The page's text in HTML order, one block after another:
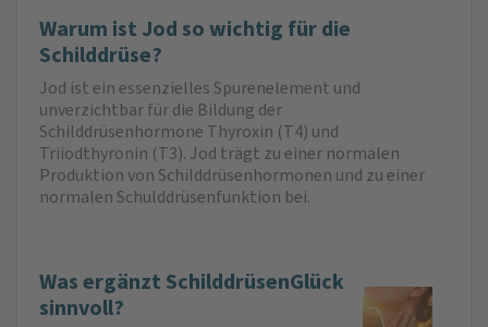
Warum ist Jod so wichtig für die
Schilddrüse?
Jod ist ein essenzielles Spurenelement und
unverzichtbar für die Bildung der
Schilddrüsenhormone Thyroxin (T4) und
Triiodthyronin (T3). Jod trägt zu einer normalen
Produktion von Schilddrüsenhormonen und zu einer
normalen Schulddrüsenfunktion bei.
Was ergänzt SchilddrüsenGlück
sinnvoll?